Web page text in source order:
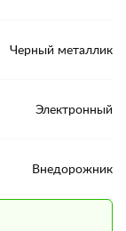
Черный металлик
Электронный
Внедорожник